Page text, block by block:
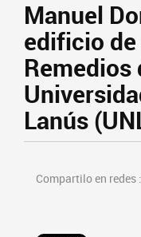
Manuel
edificio de
Remedios
Lanús
Compartilo en redes :